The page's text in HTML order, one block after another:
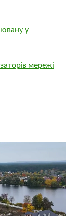
у
мережі